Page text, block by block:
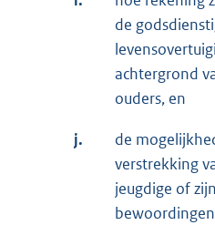
de
achtergrond
ouders, en
j.
de
verstrekking
jeugdige of